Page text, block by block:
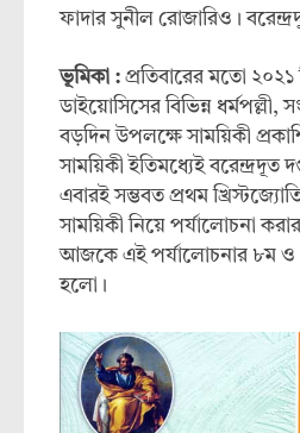
ফাদার সুনীল রোজারিও।
ভূমিকা : প্রতিবারের মতো ২০২১
ডাইয়োসিসের বিভিন্ন ধর্মপল্লী,
বড়দিন উপলক্ষে সাময়িকী
সাময়িকী ইতিমধ্যেই বরেন্দ্রদূত
এবারই সম্ভবত প্রথম
সাময়িকী নিয়ে পর্যালোচনা
আজকে এই পর্যালোচনার ৮ম ও
হলো।